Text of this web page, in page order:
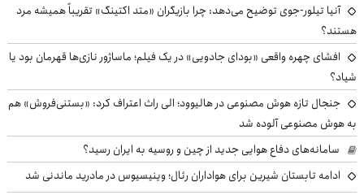
آنیا تیلور-جوی توضیح می‌دهد: چرا بازیگران «متد اکتینگ» تقریباً همیشه مرد
هستند؟
افشای چهره واقعی «بودای جادویی» در یک فیلم؛ ماساژور نازی‌ها قهرمان بود یا
شیاد؟
جنجال تازه هوش مصنوعی در هالیوود؛ الی راث اعتراف کرد: «بستنی‌فروش» هم
به هوش مصنوعی آلوده شد
سامانه‌های دفاع هوایی جدید از چین و روسیه به ایران رسید؟
ادامه تابستان شیرین برای هواداران رئال؛ وینیسیوس در مادرید ماندنی شد